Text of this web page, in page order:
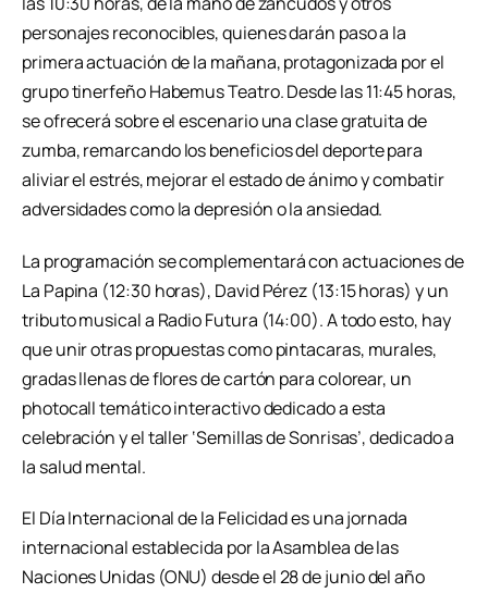
personajes reconocibles, quienes darán paso a la
primera actuación de la mañana, protagonizada por el
grupo tinerfeño Habemus Teatro. Desde las 11:45 horas,
se ofrecerá sobre el escenario una clase gratuita de
zumba, remarcando los beneficios del deporte para
aliviar el estrés, mejorar el estado de ánimo y combatir
adversidades como la depresión o la ansiedad.
La programación se complementará con actuaciones de
La Papina (12:30 horas), David Pérez (13:15 horas) y un
tributo musical a Radio Futura (14:00). A todo esto, hay
que unir otras propuestas como pintacaras, murales,
gradas llenas de flores de cartón para colorear, un
photocall temático interactivo dedicado a esta
celebración y el taller ‘Semillas de Sonrisas’, dedicado a
la salud mental.
El Día Internacional de la Felicidad es una jornada
internacional establecida por la Asamblea de las
Naciones Unidas (ONU) desde el 28 de junio del año